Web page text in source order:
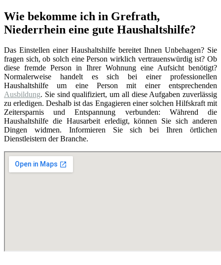
Wie bekomme ich in Grefrath,
Niederrhein eine gute Haushaltshilfe?
Das Einstellen einer Haushaltshilfe bereitet Ihnen Unbehagen? Sie
fragen sich, ob solch eine Person wirklich vertrauenswürdig ist? Ob
diese fremde Person in Ihrer Wohnung eine Aufsicht benötigt?
Normalerweise handelt es sich bei einer professionellen
Haushaltshilfe um eine Person mit einer entsprechenden
Ausbildung. Sie sind qualifiziert, um all diese Aufgaben zuverlässig
zu erledigen. Deshalb ist das Engagieren einer solchen Hilfskraft mit
Zeitersparnis und Entspannung verbunden: Während die
Haushaltshilfe die Hausarbeit erledigt, können Sie sich anderen
Dingen widmen. Informieren Sie sich bei Ihren örtlichen
Dienstleistern der Branche.